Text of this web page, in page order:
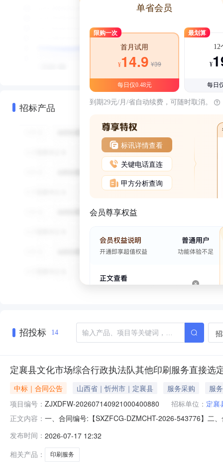
招标产品
单省会员
限购一次
首月试用
¥14.9 ¥39
每日仅0.48元
最划算
12
¥
每日
到期29元/月/省自动续费，可随时取消。
标讯详情查看
关键电话直连
甲方分析查询
会员尊享权益
招投标 14
定襄县文化市场综合行政执法队其他印刷服务直接选
中标｜合同公告 山西省｜忻州市｜定襄县 服务采购
服务
项目编号： ZJXDFW-202607140921000400880 招标单位： 定襄
正文内容： 一、合同编号:【SXZFCG-DZMCHT-2026-543776】二
西省忻州市定襄县县委大院7号楼联系人：李婷婷供应商
1、主要
发布时间： 2026-07-17 12:32
相关产品：
印刷服务